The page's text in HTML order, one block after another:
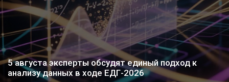
5 августа эксперты обсудят единый подход к
анализу данных в ходе ЕДГ-2026